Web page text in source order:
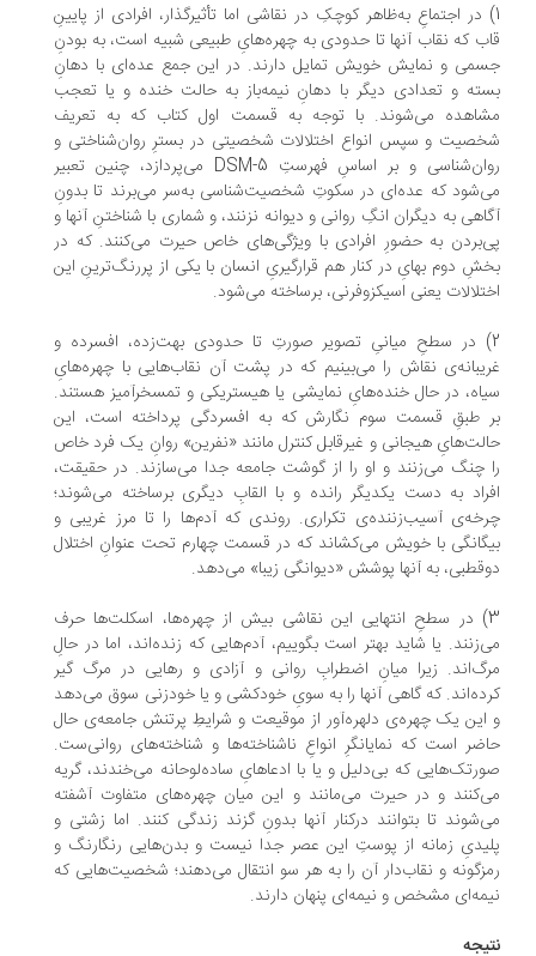
در اجتماعِ به‌ظاهر کوچکِ در نقاشی اما تأثیرگذار، افرادی از پایینِ
که نقاب آنها تا حدودی به چهره‌هایِ طبیعی شبیه است، به بودنِ
و نمایش خویش تمایل دارند. در این جمع عده‌ای با دهانِ
و تعدادی دیگر با دهانِ نیمه‌باز به حالت خنده و یا تعجب
می‌شوند. با توجه به قسمت اول کتاب که به تعریف
و سپس انواع اختلالات شخصیتی در بسترِ روان‌شناختی و
روان‌شناسی و بر اساسِ فهرستِ DSM-5 می‌پردازد، چنین تعبیر
که عده‌ای در سکوتِ شخصیت‌شناسی به‌سر می‌برند تا بدونِ
به دیگران انگِ روانی و دیوانه نزنند، و شماری با شناختنِ آنها و
به حضورِ افرادی با ویژگی‌های خاص حیرت می‌کنند. که در
دوم بهایِ در کنار هم قرارگیریِ انسان با یکی از پررنگ‌ترینِ این
یعنی اسیکزوفرنی، برساخته می‌شود.
2) در سطحِ میانیِ تصویر صورتِ تا حدودی بهت‌زده، افسرده و
نقاش را می‌بینیم که در پشت آن نقاب‌هایی با چهره‌هایِ
در حال خنده‌هایِ نمایشی یا هیستریکی و تمسخرآمیز هستند.
طبقِ قسمت سوم نگارش که به افسردگی پرداخته است، این
هیجانی و غیرقابل کنترل مانند «نفرین» روانِ یک فرد خاص
چنگ می‌زنند و او را از گوشت جامعه جدا می‌سازند. در حقیقت،
به دست یکدیگر رانده و با القابِ دیگری برساخته می‌شوند؛
آسیب‌زننده‌ی تکراری. روندی که آدم‌ها را تا مرز غریبی و
با خویش می‌کشاند که در قسمت چهارم تحت عنوانِ اختلال
به آنها پوشش «دیوانگی زیبا» می‌دهد.
3) در سطحِ انتهایی این نقاشی بیش از چهره‌ها، اسکلت‌ها حرف
یا شاید بهتر است بگوییم، آدم‌هایی که زنده‌اند، اما در حالِ
زیرا میانِ اضطرابِ روانی و آزادی و رهایی در مرگ گیر
که گاهی آنها را به سویِ خودکشی و یا خودزنی سوق می‌دهد
یک چهره‌ی دلهره‌‌آور از موقیعت و شرایطِ پرتنش جامعه‌ی حال
است که نمایانگرِ انواعِ ناشناخته‌ها و شناخته‌های روانی‌ست.
که بی‌دلیل و یا با ادعاهایِ ساده‌لوحانه می‌خندند، گریه
و در حیرت می‌مانند و این میان چهره‌های متفاوت آشفته
تا بتوانند درکنار آنها بدونِ گزند زندگی کنند. اما زشتی و
زمانه از پوستِ این عصر جدا نیست و بدن‌هایی رنگارنگ و
و نقاب‌دار آن را به هر سو انتقال می‌دهند؛ شخصیت‌هایی که
مشخص و نیمه‌ای پنهان دارند.